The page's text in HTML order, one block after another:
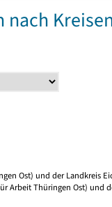
Ost) und der Landkreis
Arbeit Thüringen Ost) und